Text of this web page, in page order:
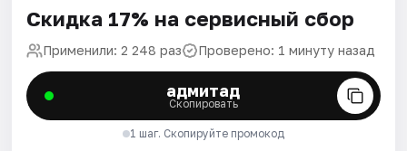
Скидка 17% на сервисный сбор
Применили: 2 248 раз Проверено: 1 минуту назад
адмитад
Скопировать
1 шаг. Скопируйте промокод